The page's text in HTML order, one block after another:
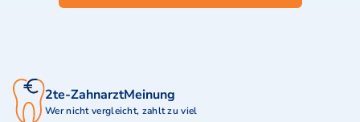
2te-ZahnarztMeinung
Wer nicht vergleicht, zahlt zu viel